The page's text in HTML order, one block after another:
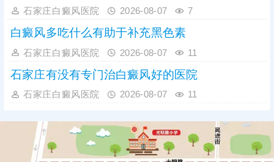
石家庄白癜风医院 2026-08-07 7
白癜风多吃什么有助于补充黑色素
石家庄白癜风医院 2026-08-07 11
石家庄有没有专门治白癜风好的医院
石家庄白癜风医院 2026-08-07 11